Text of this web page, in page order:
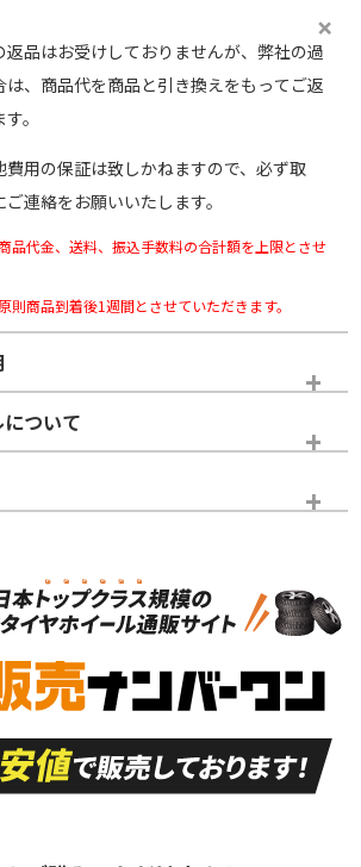
品はお受けしておりませんが、弊社の過
は、商品代を商品と引き換えをもってご返
。
用の保証は致しかねますので、必ず取
連絡をお願いいたします。
品代金、送料、振込手数料の合計額を上限とさせ
商品到着後1週間とさせていただきます。
の主観により判断しておりますので、あら
かじめご了承ください。
ク
S
新車外し品（新古
付き
少なく、
ほとんど
古品
A
走行距離も少なく、
非常に状態の良い中
古品
ついて